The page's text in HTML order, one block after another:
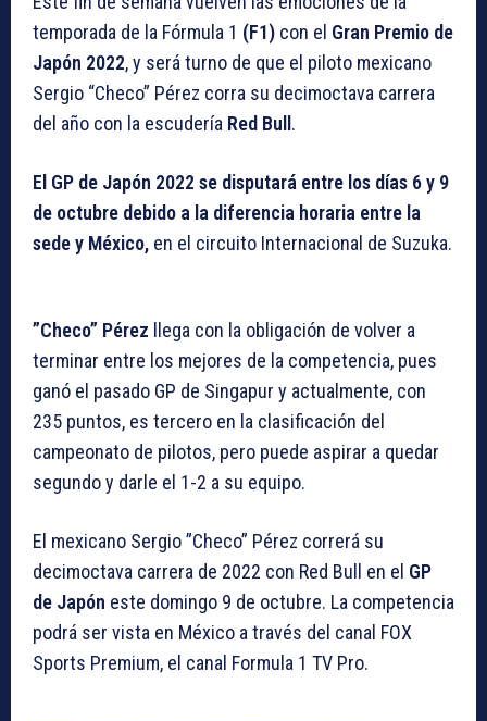
temporada de la Fórmula 1 (F1) con el Gran Premio de
Japón 2022, y será turno de que el piloto mexicano
Sergio “Checo” Pérez corra su decimoctava carrera
del año con la escudería Red Bull .
El GP de Japón 2022 se disputará entre los días 6 y 9
de octubre debido a la diferencia horaria entre la
sede y México, en el circuito Internacional de Suzuka.
”Checo” Pérez llega con la obligación de volver a
terminar entre los mejores de la competencia, pues
ganó el pasado GP de Singapur y actualmente, con
235 puntos, es tercero en la clasificación del
campeonato de pilotos, pero puede aspirar a quedar
segundo y darle el 1-2 a su equipo.
El mexicano Sergio ”Checo” Pérez correrá su
decimoctava carrera de 2022 con Red Bull en el GP
de Japón este domingo 9 de octubre. La competencia
podrá ser vista en México a través del canal FOX
Sports Premium, el canal Formula 1 TV Pro.